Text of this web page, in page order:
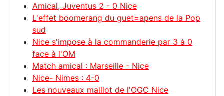
Amical, Juventus 2 - 0 Nice
L'effet boomerang du guet=apens de la Pop
sud
Nice s'impose à la commanderie par 3 à 0
face à l'OM
Match amical : Marseille - Nice
Nice- Nimes : 4-0
Les nouveaux maillot de l'OGC Nice